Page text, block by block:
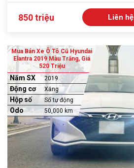
850 triệu Liên hệ
Mua Bán Xe Ô Tô Cũ Hyundai
Elantra 2019 Màu Trắng, Giá
520 Triệu
Năm SX 2019
Động cơ Xăng
Hộp số Số tự động
Odo 50,000 km